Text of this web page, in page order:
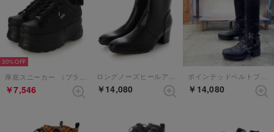
30%
厚底スニーカー （ブラック）
￥7,546
ロングノーズヒールアップブーツ （ブラックマット）
￥14,080
ポインテッドベルトブーツ（ブラック）
￥14,080